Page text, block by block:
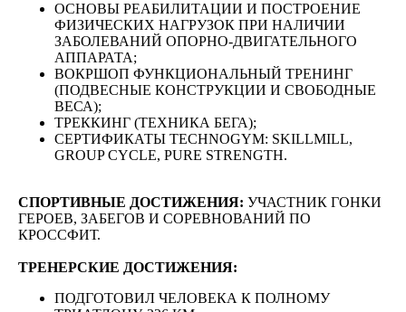
ОСНОВЫ РЕАБИЛИТАЦИИ И ПОСТРОЕНИЕ
ФИЗИЧЕСКИХ НАГРУЗОК ПРИ НАЛИЧИИ
ЗАБОЛЕВАНИЙ ОПОРНО-ДВИГАТЕЛЬНОГО
АППАРАТА;
ВОКРШОП ФУНКЦИОНАЛЬНЫЙ ТРЕНИНГ
(ПОДВЕСНЫЕ КОНСТРУКЦИИ И СВОБОДНЫЕ
ВЕСА);
ТРЕККИНГ (ТЕХНИКА БЕГА);
СЕРТИФИКАТЫ TECHNOGYM: SKILLMILL,
GROUP CYCLE, PURE STRENGTH.
СПОРТИВНЫЕ ДОСТИЖЕНИЯ: УЧАСТНИК ГОНКИ
ГЕРОЕВ, ЗАБЕГОВ И СОРЕВНОВАНИЙ ПО
КРОССФИТ.
ТРЕНЕРСКИЕ ДОСТИЖЕНИЯ:
ПОДГОТОВИЛ ЧЕЛОВЕКА К ПОЛНОМУ